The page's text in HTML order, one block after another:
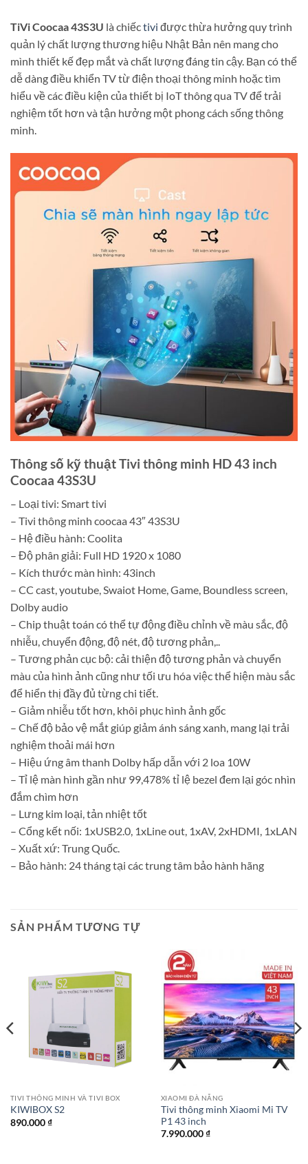
TiVi Coocaa 43S3U là chiếctivi được thừa hưởng quy trình
quản lý chất lượng thương hiệu Nhật Bản nên mang cho
mình thiết kế đẹp mắt và chất lượng đáng tin cậy. Bạn có thể
dễ dàng điều khiển TV từ điện thoại thông minh hoặc tìm
hiểu về các điều kiện của thiết bị IoT thông qua TV để trải
nghiệm tốt hơn và tận hưởng một phong cách sống thông
minh.
Thông số kỹ thuật Tivi thông minh HD 43 inch
Coocaa 43S3U
– Loại tivi: Smart tivi
– Tivi thông minh coocaa 43″ 43S3U
– Hệ điều hành: Coolita
– Độ phân giải: Full HD 1920 x 1080
– Kích thước màn hình: 43inch
– CC cast, youtube, Swaiot Home, Game, Boundless screen,
Dolby audio
– Chip thuật toán có thể tự động điều chỉnh về màu sắc, độ
nhiễu, chuyển động, độ nét, độ tương phản,..
– Tương phản cục bộ: cải thiện độ tương phản và chuyển
màu của hình ảnh cũng như tối ưu hóa việc thể hiện màu sắc
để hiển thị đầy đủ từng chi tiết.
– Giảm nhiễu tốt hơn, khôi phục hình ảnh gốc
– Chế độ bảo vệ mắt giúp giảm ánh sáng xanh, mang lại trải
nghiệm thoải mái hơn
– Hiệu ứng âm thanh Dolby hấp dẫn với 2 loa 10W
– Tỉ lệ màn hình gần như 99,478% tỉ lệ bezel đem lại góc nhìn
đắm chìm hơn
– Lưng kim loại, tản nhiệt tốt
– Cổng kết nối: 1xUSB2.0, 1xLine out, 1xAV, 2xHDMI, 1xLAN
– Xuất xứ: Trung Quốc.
– Bảo hành: 24 tháng tại các trung tâm bảo hành hãng
SẢN PHẨM TƯƠNG TỰ
TIVI THÔNG MINH VÀ TIVI BOX
KIWIBOX S2
890.000₫
XIAOMI ĐÀ NẴNG
Tivi thông minh Xiaomi Mi TV
P1 43 inch
7.990.000₫